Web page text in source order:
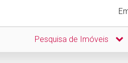
Pesquisa de Imóveis